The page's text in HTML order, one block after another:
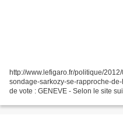
http://www.lefigaro.fr/politique/
sondage-sarkozy-se-rapproche-
de vote : GENEVE - Selon le site